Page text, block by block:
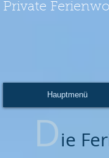
Private
Hauptmenü
Die